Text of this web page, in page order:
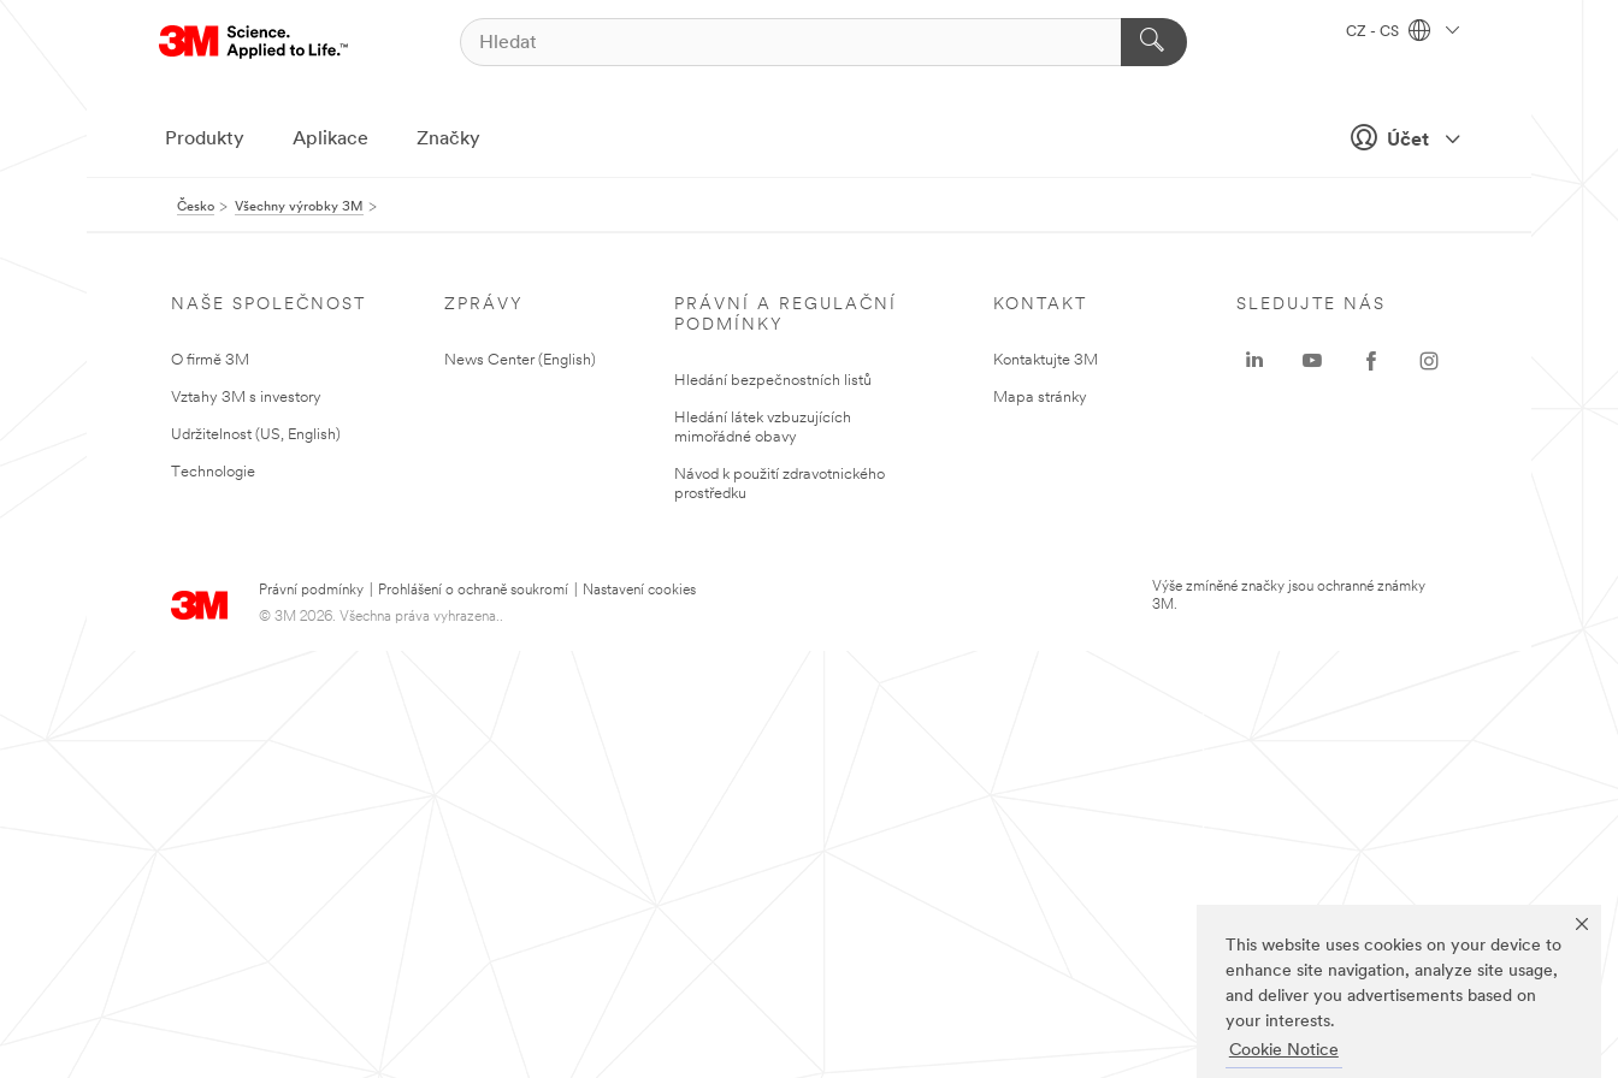
This website uses cookies on your device to
enhance site navigation, analyze site usage,
and deliver you advertisements based on
your interests.
Cookie Notice
Účet
CZ - CS
Produkty Aplikace Značky
Česko Všechny výrobky 3M
NAŠE SPOLEČNOST
O firmě 3M
Vztahy 3M s investory
Udržitelnost (US, English)
Technologie
ZPRÁVY
News Center (English)
PRÁVNÍ A REGULAČNÍ
PODMÍNKY
Hledání bezpečnostních listů
Hledání látek vzbuzujících
mimořádné obavy
Návod k použití zdravotnického
prostředku
KONTAKT
Kontaktujte 3M
Mapa stránky
Právní podmínky Prohlášení o ochraně soukromí
Nastavení cookies
© 3M 2026. Všechna práva vyhrazena..
SLEDUJTE NÁS
Výše zmíněné značky jsou ochranné známky
3M.